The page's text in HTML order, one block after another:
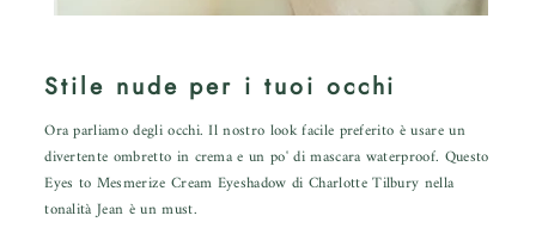
Stile nude per i tuoi occhi
Ora parliamo degli occhi. Il nostro look facile preferito è usare un
divertente ombretto in crema e un po' di mascara waterproof. Questo
Eyes to Mesmerize Cream Eyeshadow di Charlotte Tilbury nella
tonalità Jean è un must.